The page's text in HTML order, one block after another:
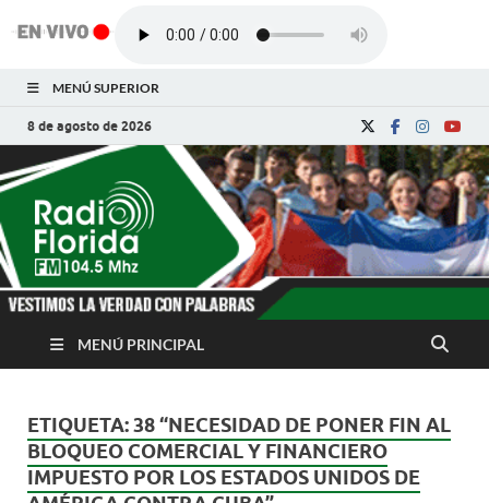
MENÚ SUPERIOR
8 de agosto de 2026
Radio Florida de
Cuba
Noticias y Actualidades de Florida, Camagüey,
MENÚ PRINCIPAL
ETIQUETA:38 “NECESIDAD DE PONER FIN AL
BLOQUEO COMERCIAL Y FINANCIERO
IMPUESTO POR LOS ESTADOS UNIDOS DE